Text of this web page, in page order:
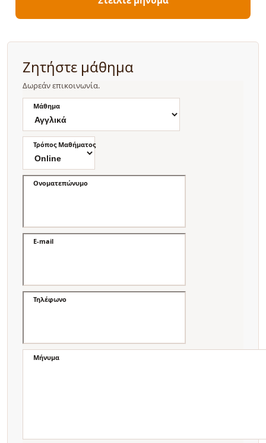
Ζητήστε μάθημα
Δωρεάν επικοινωνία.
Μάθημα
Τρόπος Μαθήματος
Ονοματεπώνυμο
E-mail
Τηλέφωνο
Μήνυμα